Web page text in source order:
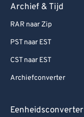
Archief & Tijd
RAR naar Zip
PST naar EST
CST naar EST
Archiefconverter
Eenheidsconverter